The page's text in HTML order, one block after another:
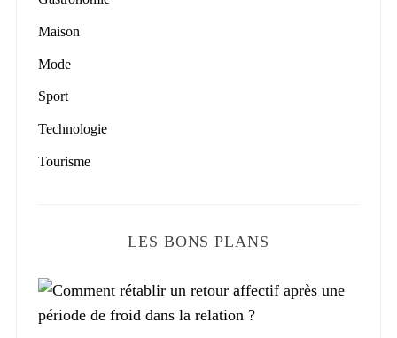
Maison
Mode
Sport
Technologie
Tourisme
LES BONS PLANS